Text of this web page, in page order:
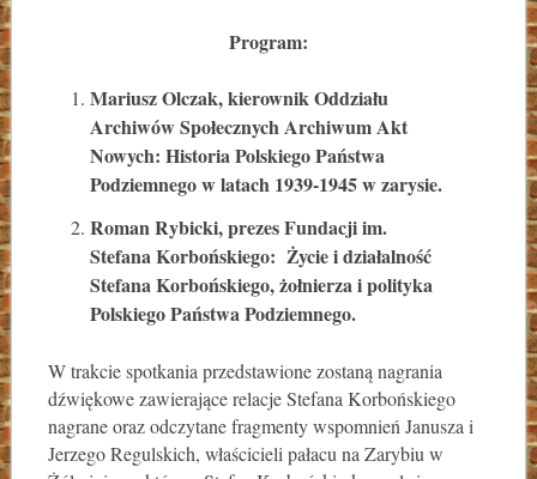
Program:
Mariusz Olczak, kierownik Oddziału
Archiwów Społecznych Archiwum Akt
Nowych: Historia Polskiego Państwa
Podziemnego w latach 1939-1945 w zarysie.
Roman Rybicki, prezes Fundacji im.
Stefana Korbońskiego: Życie i działalność
Stefana Korbońskiego, żołnierza i polityka
Polskiego Państwa Podziemnego.
W trakcie spotkania przedstawione zostaną nagrania
dźwiękowe zawierające relacje Stefana Korbońskiego
nagrane oraz odczytane fragmenty wspomnień Janusza i
Jerzego Regulskich, właścicieli pałacu na Zarybiu w